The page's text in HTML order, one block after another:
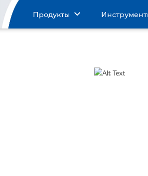
Продукты